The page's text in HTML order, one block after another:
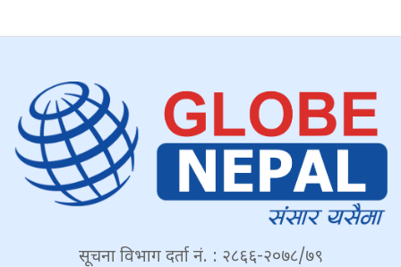
सूचना विभाग दर्ता नं. : २८६६-२०७८/७९